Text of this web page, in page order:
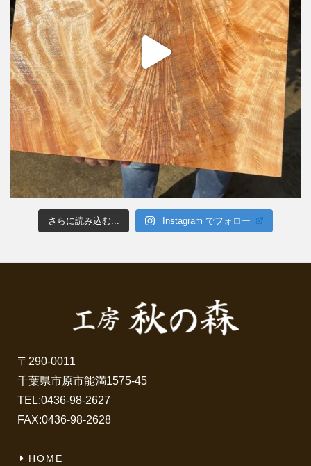
さらに読み込む... Instagram でフォロー
〒290-0011
千葉県市原市能満1575-45
TEL:0436-98-2627
FAX:0436-98-2628
HOME